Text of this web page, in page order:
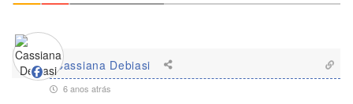
Cassiana Debiasi
6 anos atrás